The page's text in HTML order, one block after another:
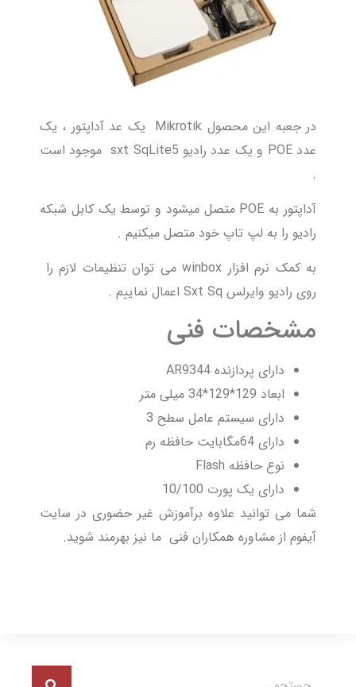
در جعبه این محصول Mikrotik یک عد آداپتور ، یک
عدد POE و یک عدد رادیو sxt SqLite5 موجود است
.
آداپتور به POE متصل میشود و توسط یک کابل شبکه
رادیو را به لپ تاپ خود متصل میکنیم .
به کمک نرم افزار winbox می توان تنظیمات لازم را
روی رادیو وایرلس Sxt Sq اعمال نماییم .
مشخصات فنی
دارای پردازنده AR9344
ابعاد 129*129*34 میلی متر
دارای سیستم عامل سطح 3
دارای 64مگابایت حافظه رم
نوع حافظه Flash
دارای یک پورت 10/100
شما می توانید علاوه برآموزش غیر حضوری در سایت
آیفوم از مشاوره همکاران فنی ما نیز بهرمند شوید.